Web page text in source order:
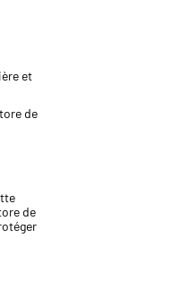
et
de
de